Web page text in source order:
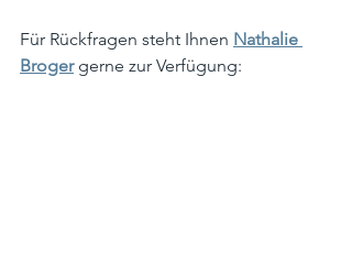
Für Rückfragen steht Ihnen Nathalie
Broger gerne zur Verfügung: